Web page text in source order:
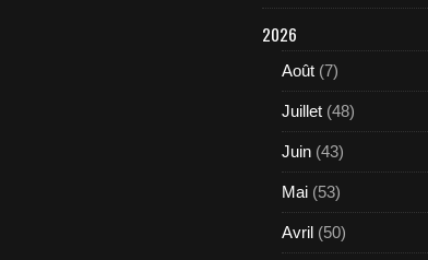
2026
Août (7)
Juillet (48)
Juin (43)
Mai (53)
Avril (50)